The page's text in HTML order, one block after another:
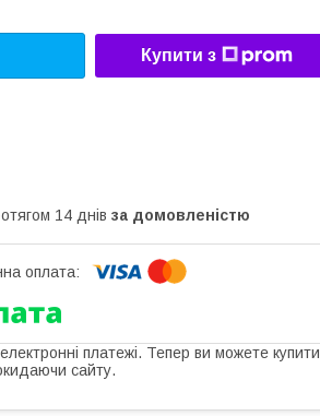
Купити з
14 днів за домовленістю
платежі. Тепер ви можете купити
сайту.